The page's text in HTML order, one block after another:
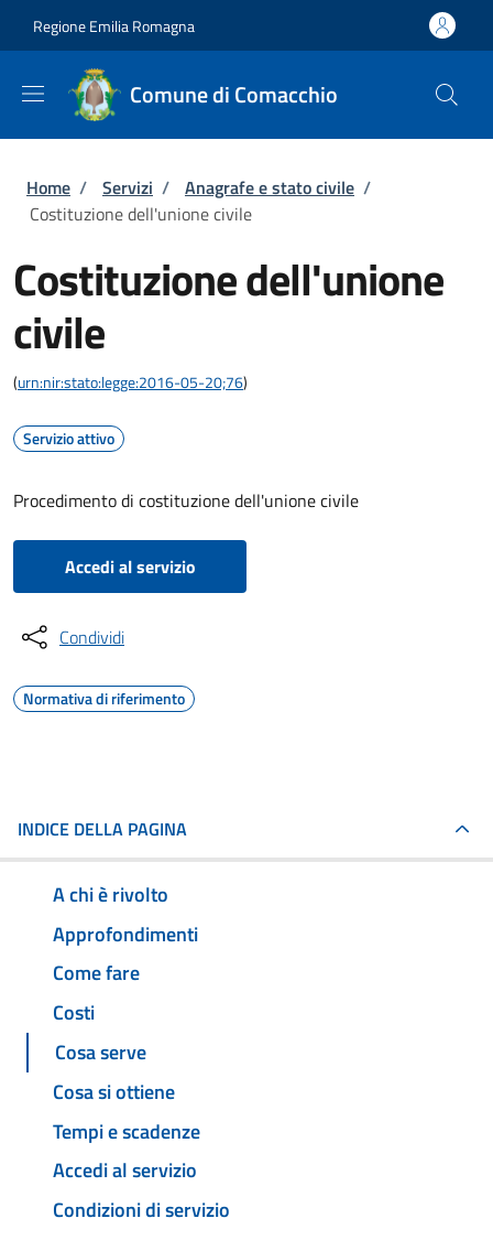
Regione Emilia Romagna
Comune di Comacchio
Briciole di pane
Home / Servizi / Anagrafe e stato civile /
Costituzione dell'unione civile
Costituzione dell'unione
civile
(urn:nir:stato:legge:2016-05-20;76)
Servizio attivo
Procedimento di costituzione dell'unione civile
Accedi al servizio
Condividi
Normativa di riferimento
INDICE DELLA PAGINA
A chi è rivolto
Approfondimenti
Come fare
Costi
Cosa serve
Cosa si ottiene
Tempi e scadenze
Accedi al servizio
Condizioni di servizio